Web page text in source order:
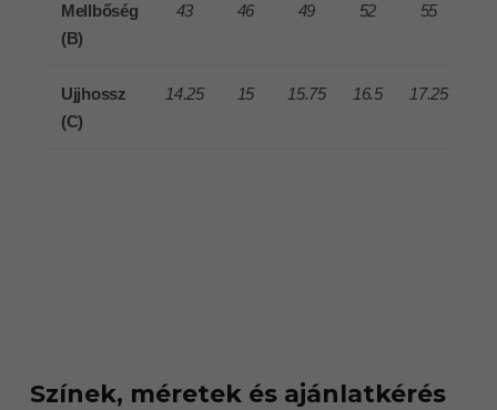
Mellbőség
(B)
43 46 49 52 55
Ujjhossz
(C)
14.25 15 15.75 16.5 17.25
Színek, méretek és ajánlatkérés